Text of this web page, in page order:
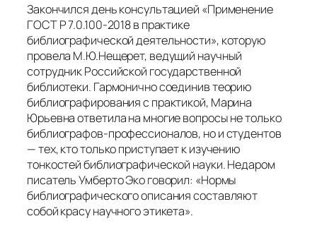
Закончился день консультацией «Применение
ГОСТ Р 7.0.100-2018 в практике
библиографической деятельности», которую
провела М.Ю.Нещерет, ведущий научный
сотрудник Российской государственной
библиотеки. Гармонично соединив теорию
библиографирования с практикой, Марина
Юрьевна ответила на многие вопросы не только
библиографов-профессионалов, но и студентов
— тех, кто только приступает к изучению
тонкостей библиографической науки. Недаром
писатель Умберто Эко говорил: «Нормы
библиографического описания составляют
собой красу научного этикета».